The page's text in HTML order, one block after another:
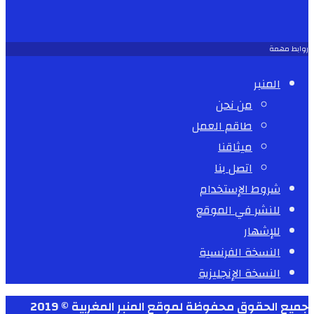
روابط مهمة
المنبر
من نحن
طاقم العمل
ميثاقنا
اتصل بنا
شروط الإستخدام
للنشر في الموقع
للإشهار
النسخة الفرنسية
النسخة الإنجليزية
جميع الحقوق محفوظة لموقع المنبر المغربية © 2019